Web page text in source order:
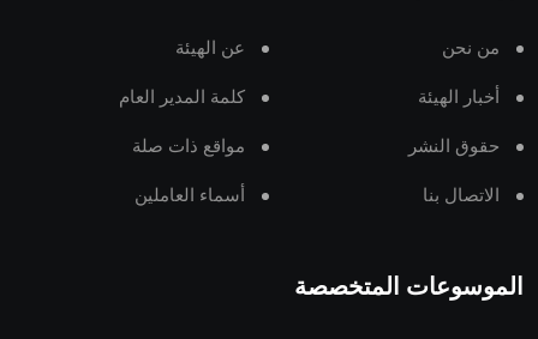
من نحن عن الهيئة
أخبار الهيئة كلمة المدير العام
حقوق النشر مواقع ذات صلة
الاتصال بنا أسماء العاملين
الموسوعات المتخصصة